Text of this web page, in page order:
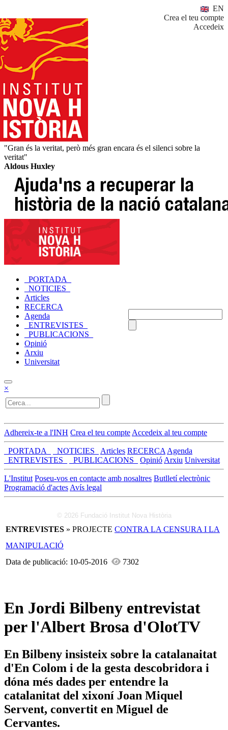
EN
Crea el teu compte
Accedeix
"Gran és la veritat, però més gran encara és el silenci sobre la
veritat"
Aldous Huxley
_PORTADA_
_NOTICIES_
Articles
RECERCA
Agenda
_ENTREVISTES_
_PUBLICACIONS_
Opinió
Arxiu
Universitat
×
Adhereix-te a l'INH Crea el teu compte Accedeix al teu compte
_PORTADA_ _NOTICIES_ Articles RECERCA Agenda
_ENTREVISTES_
_PUBLICACIONS_ Opinió Arxiu Universitat
L'Institut Poseu-vos en contacte amb nosaltres Butlletí electrònic
Programació d'actes Avís legal
© 2026 Fundació Institut Nova Història
ENTREVISTES » PROJECTE CONTRA LA CENSURA I LA
MANIPULACIÓ
Data de publicació: 10-05-2016
7302
En Jordi Bilbeny entrevistat
per l'Albert Brosa d'OlotTV
En Bilbeny insisteix sobre la catalanaitat
d'En Colom i de la gesta descobridora i
dóna més dades per entendre la
catalanitat del xixoní Joan Miquel
Servent, convertit en Miguel de
Cervantes.